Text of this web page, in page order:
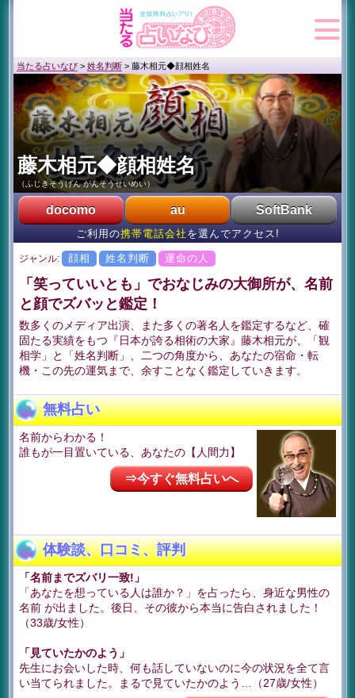
当たる占いなび >姓名判断 >藤木相元◆顔相姓名
藤木相元◆顔相姓名
（ふじきそうげん がんそうせいめい）
docomo au SoftBank
ご利用の携帯電話会社 を選んでアクセス!
ジャンル: 顔相 姓名判断 運命の人
「笑っていいとも」でおなじみの大御所が、名前
と顔でズバッと鑑定！
数多くのメディア出演、また多くの著名人を鑑定するなど、確
固たる実績をもつ『日本が誇る相術の大家』藤木相元が、「観
相学」と「姓名判断」、二つの角度から、あなたの宿命・転
機・この先の運気まで、余すことなく鑑定していきます。
無料占い
名前からわかる！
誰もが一目置いている、あなたの【人間力】
⇒今すぐ無料占いへ
体験談、口コミ、評判
「名前までズバリ一致!」
「あなたを想っている人は誰か？」を占ったら、身近な男性の
名前 が出ました。後日、その彼から本当に告白されました！
（33歳/女性）
「見ていたかのよう」
先生にお会いした時、何も話していないのに今の状況を全て言
い当てられました。まるで見ていたかのよう…（27歳/女性）